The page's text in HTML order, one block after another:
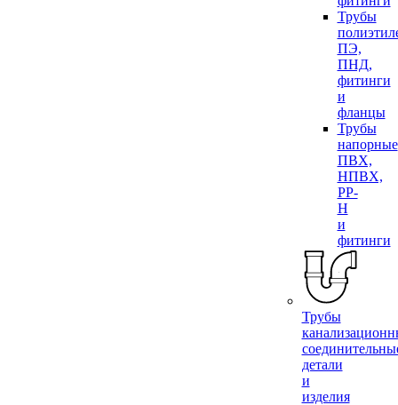
Трубы
ПЭ,
ПНД,
фитинги
и
фланцы
Трубы
напорные
ПВХ,
НПВХ,
PP-
H
и
фитинги
Трубы
детали
и
изделия